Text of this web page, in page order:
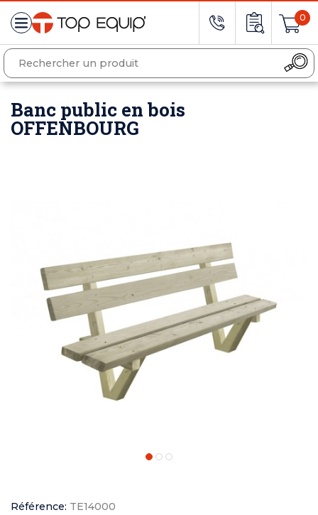
0
Banc public en bois
OFFENBOURG
Référence: TE14000